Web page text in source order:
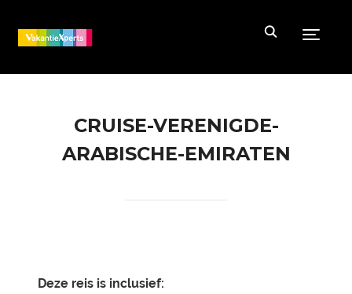
CRUISE-VERENIGDE-
ARABISCHE-EMIRATEN
Deze reis is inclusief: